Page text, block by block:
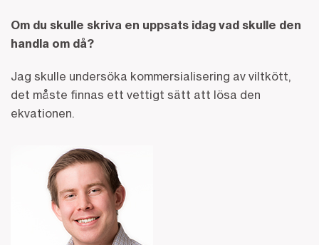
Om du skulle skriva en uppsats idag vad skulle den
handla om då?
Jag skulle undersöka kommersialisering av viltkött,
det måste finnas ett vettigt sätt att lösa den
ekvationen.